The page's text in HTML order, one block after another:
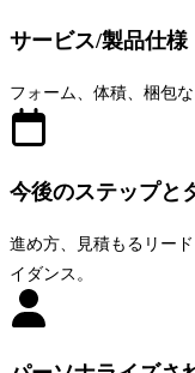
サービス/製品仕様
フォーム、体積、梱包
今後のステップと
進め方、見積もるリー
イダンス。